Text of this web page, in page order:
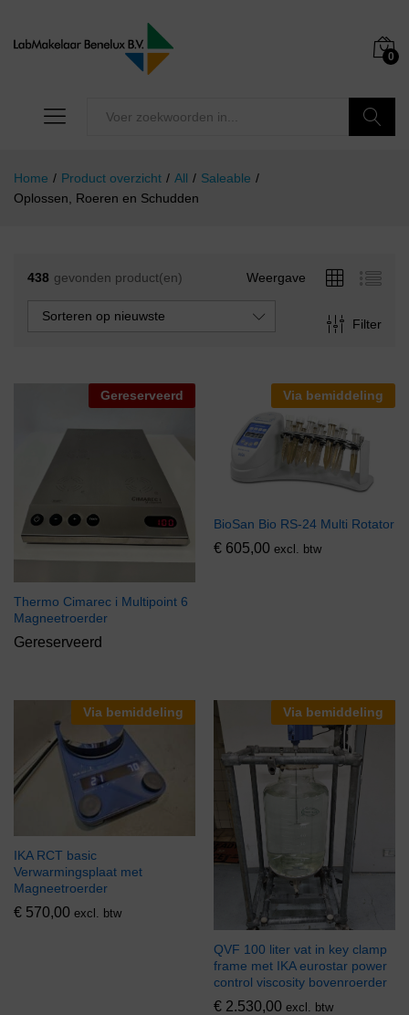
0
Home / Product overzicht / All / Saleable /
Oplossen, Roeren en Schudden
438 gevonden product(en) Weergave
Filter
Sorteren op nieuwste
Gereserveerd
Thermo Cimarec i Multipoint 6
Magneetroerder
Gereserveerd
Via bemiddeling
BioSan Bio RS-24 Multi Rotator
€ 605,00 excl. btw
Via bemiddeling
IKA RCT basic
Verwarmingsplaat met
Magneetroerder
€ 570,00 excl. btw
Via bemiddeling
QVF 100 liter vat in key clamp
frame met IKA eurostar power
control viscosity bovenroerder
€ 2.530,00 excl. btw